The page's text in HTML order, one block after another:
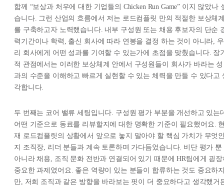
함께 “보상과 처우에 대한 기업들의 Chicken Run Game” 이지 않았나
습니다. 그런 산업의 흐름에서 저는 로드컴플릿 만의 적절한 보상체
를 구축하고자 노력했습니다. 내부 구성원 또는 채용 후보자의 단순
력기간이나 학력, 출신 회사에 따라 연봉을 결정 하는 것이 아니라, 우
리 회사에게 어떤 성과를 기여할 수 있는가에 초점을 맞췄습니다. 장
적 관점에서는 이러한 보상체계 안에서 구성원들이 회사가 바라는 성
과의 수준을 이해하고 빠르게 실현할 수 있는 체력을 만들 수 있다고
각합니다.
두 번째는 코어 밸류 세팅입니다. 구성원 평가 부분을 개선하고 있는
어떤 기준으로 동료를 리뷰할지에 대한 명확한 기준이 필요했어요.
재 로드컴플릿의 상황에서 앞으로 놓지 말아야 할 핵심 가치가 무엇
지 조직장, 리더 분들과 계속 토론하며 가다듬었습니다. 비단 평가 뿐
아니라 채용, 조직 문화 전반과 연결되어 있기 때문에 HR팀에게 굉장
중요한 과제였어요. 좋은 역량이 있는 분들이 합류하는 것도 중요하
만, 저희 조직과 같은 방향을 바라보는 핏이 더 중요하다고 생각했거